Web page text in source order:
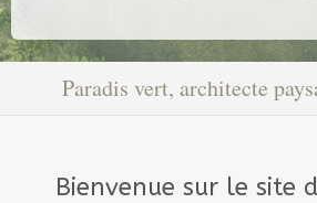
Paradis vert, architecte
Bienvenue sur le site